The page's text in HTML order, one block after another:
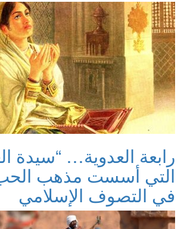
رابعة العدوية… “سيدة
التي أسست مذهب الحب
في التصوف الإسلامي